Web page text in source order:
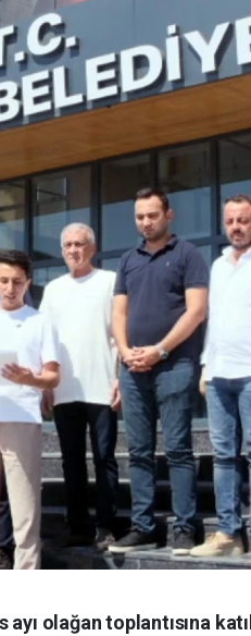
olağan toplantısına